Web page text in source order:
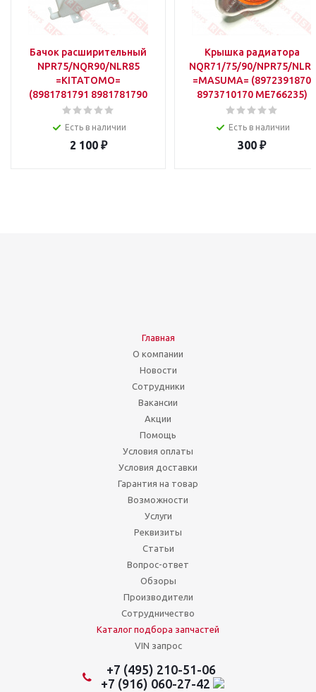
Бачок расширительный
NPR75/NQR90/NLR85
=KITATOMO=
(8981781791 8981781790
8973876321)
Есть в наличии
2 100₽
Крышка радиатора
NQR71/75/90/NPR75/
=MASUMA= (8972391870
8973710170 ME766235)
Есть в наличии
300 ₽
Главная
О компании
Новости
Сотрудники
Вакансии
Акции
Помощь
Условия оплаты
Условия доставки
Гарантия на товар
Возможности
Услуги
Реквизиты
Статьи
Вопрос-ответ
Обзоры
Производители
Сотрудничество
Каталог подбора запчастей
VIN запрос
+7 (495) 210-51-06
+7 (916) 060-27-42